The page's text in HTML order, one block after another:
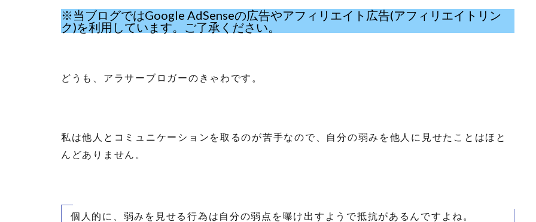
※当ブログではGoogle AdSenseの広告やアフィリエイト広告(アフィリエイトリン
ク)を利用しています。ご了承ください。
どうも、アラサーブロガーのきゃわです。
私は他人とコミュニケーションを取るのが苦手なので、自分の弱みを他人に見せたことはほと
んどありません。
個人的に、弱みを見せる行為は自分の弱点を曝け出すようで抵抗があるんですよね。